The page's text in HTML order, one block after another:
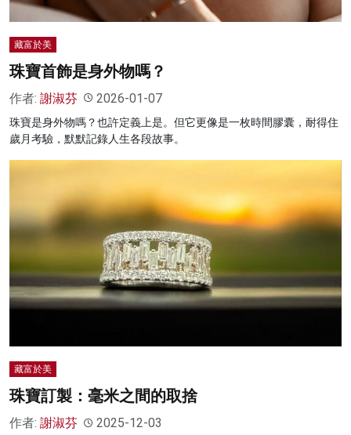
藏富於美
珠寶首飾是身外物嗎？
作者: 謝淑芬 2026-01-07
珠寶是身外物嗎？也許定義上是。但它更像是一枚時間膠囊，耐得住
歲月考驗，默默記錄人生各段故事。
藏富於美
珠寶訂製：毫米之間的取捨
作者: 謝淑芬 2025-12-03